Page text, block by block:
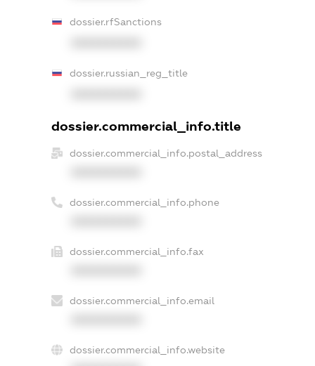
dossier.rfSanctions
dossier.russian_reg_title
dossier.commercial_info.title
dossier.commercial_info.postal_address
dossier.commercial_info.phone
dossier.commercial_info.fax
dossier.commercial_info.email
dossier.commercial_info.website